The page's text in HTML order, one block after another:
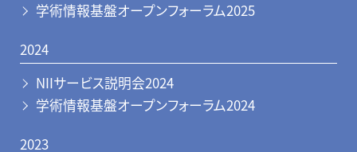
学術情報基盤オープンフォーラム2025
2024
NIIサービス説明会2024
学術情報基盤オープンフォーラム2024
2023